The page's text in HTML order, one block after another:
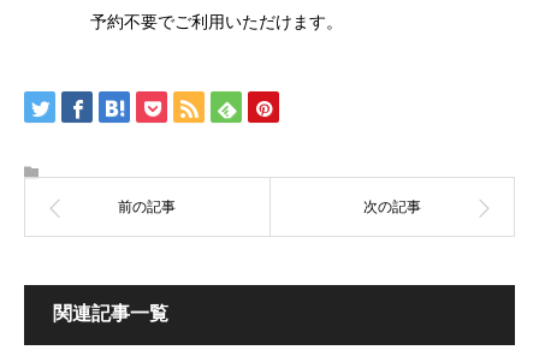
予約不要でご利用いただけます。
関連記事一覧